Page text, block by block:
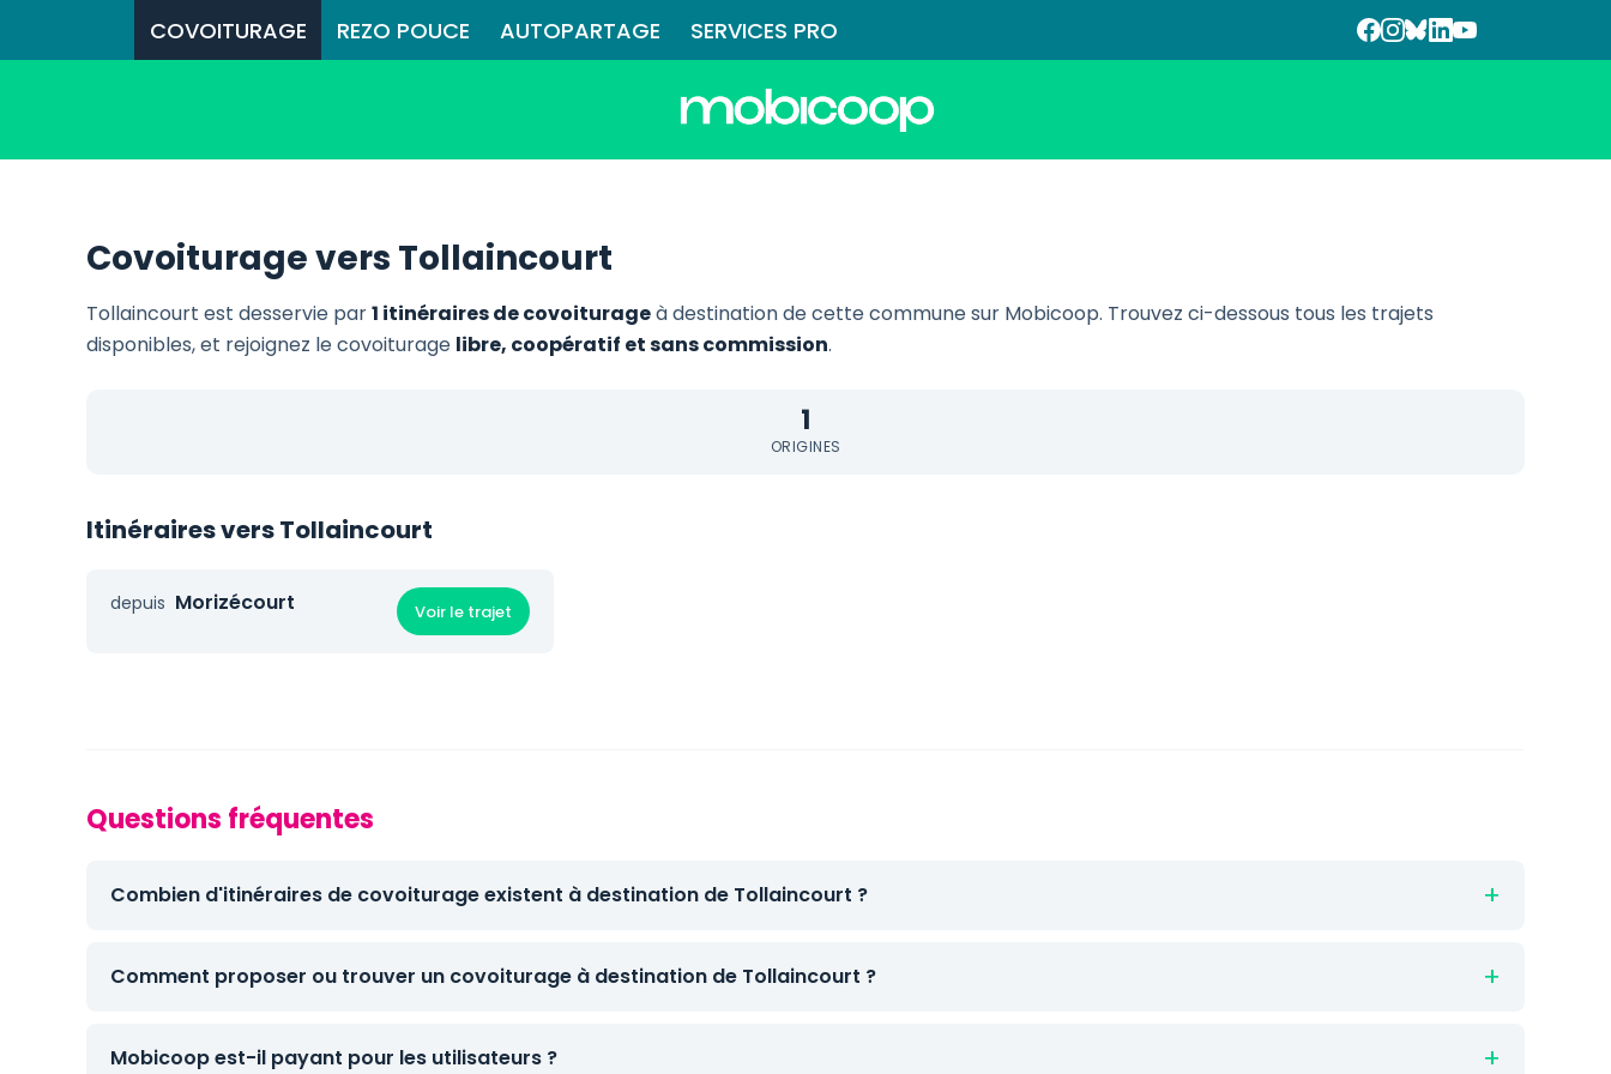
COVOITURAGE REZO POUCE AUTOPARTAGE SERVICES PRO
Covoiturage vers Tollaincourt
Tollaincourt est desservie par1 itinéraires de covoiturageà destination de cette commune sur Mobicoop. Trouvez ci-dessous tous les trajets
disponibles, et rejoignez le covoiturage libre, coopératif et sans commission.
1
ORIGINES
Itinéraires vers Tollaincourt
depuis Morizécourt Voir le trajet
Questions fréquentes
Combien d'itinéraires de covoiturage existent à destination de Tollaincourt ?
Comment proposer ou trouver un covoiturage à destination de Tollaincourt ?
Mobicoop est-il payant pour les utilisateurs ?